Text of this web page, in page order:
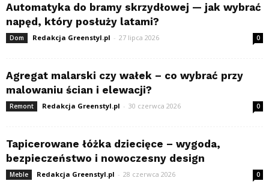
Automatyka do bramy skrzydłowej — jak wybrać
napęd, który posłuży latami?
Dom Redakcja Greenstyl.pl - 27 lipca 2026 0
Agregat malarski czy wałek – co wybrać przy
malowaniu ścian i elewacji?
Remont Redakcja Greenstyl.pl - 30 czerwca 2026 0
Tapicerowane łóżka dziecięce – wygoda,
bezpieczeństwo i nowoczesny design
Meble Redakcja Greenstyl.pl - 28 czerwca 2026 0